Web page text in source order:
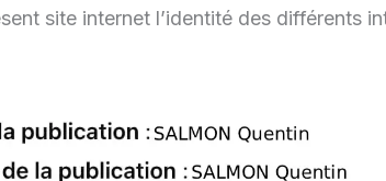
site internet l’identité des différents